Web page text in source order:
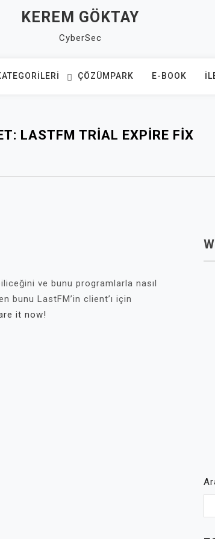
KEREM GÖKTAY
CyberSec
ÇÖZÜMPARK E-BOOK
LASTFM TRIAL EXPIRE FIX
ve bunu programlarla nasıl
bunu LastFM’in client’ı için
it now!